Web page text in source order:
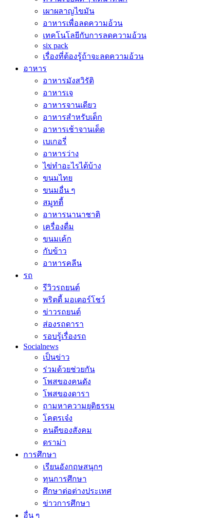
เผาผลาญไขมัน
อาหารเพื่อลดความอ้วน
เทคโนโลยีกับการลดความอ้วน
six pack
เรื่องที่ต้องรู้ถ้าจะลดความอ้วน
อาหาร
อาหารมังสวิรัติ
อาหารเจ
อาหารจานเดียว
อาหารสำหรับเด็ก
อาหารเช้าจานเด็ด
เบเกอรี่
อาหารว่าง
ไข่ทำอะไรได้บ้าง
ขนมไทย
ขนมอื่น ๆ
สมูทตี้
อาหารนานาชาติ
เครื่องดื่ม
ขนมเค้ก
กับข้าว
อาหารคลีน
รถ
รีวิวรถยนต์
พริตตี้ มอเตอร์โชว์
ข่าวรถยนต์
ส่องรถดารา
รอบรู้เรื่องรถ
Socialnews
เป็นข่าว
ร่วมด้วยช่วยกัน
โพสของคนดัง
โพสของดารา
ถามหาความยุติธรรม
โคตรเจ๋ง
คนดีของสังคม
ดราม่า
การศึกษา
เรียนอังกฤษสนุกๆ
ทุนการศึกษา
ศึกษาต่อต่างประเทศ
ข่าวการศึกษา
อื่น ๆ